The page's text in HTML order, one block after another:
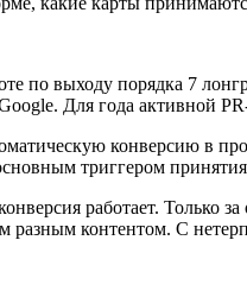
по выходу порядка 7
Для года активной
конверсию в
триггером
работает. Только
контентом. С